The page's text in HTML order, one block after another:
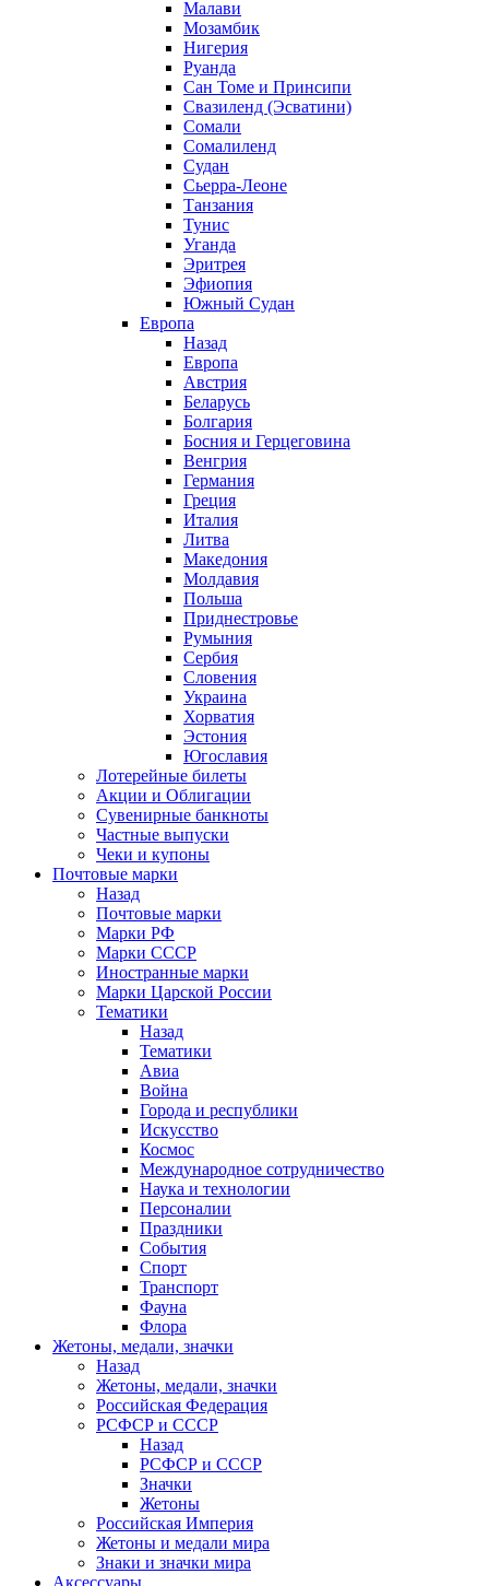
Малави
Мозамбик
Нигерия
Руанда
Сан Томе и Принсипи
Свазиленд (Эсватини)
Сомали
Сомалиленд
Судан
Сьерра-Леоне
Танзания
Тунис
Уганда
Эритрея
Эфиопия
Южный Судан
Европа
Назад
Европа
Австрия
Беларусь
Болгария
Босния и Герцеговина
Венгрия
Германия
Греция
Италия
Литва
Македония
Молдавия
Польша
Приднестровье
Румыния
Сербия
Словения
Украина
Хорватия
Эстония
Югославия
Лотерейные билеты
Акции и Облигации
Сувенирные банкноты
Частные выпуски
Чеки и купоны
Почтовые марки
Назад
Почтовые марки
Марки РФ
Марки СССР
Иностранные марки
Марки Царской России
Тематики
Назад
Тематики
Авиа
Война
Города и республики
Искусство
Космос
Международное сотрудничество
Наука и технологии
Персоналии
Праздники
События
Спорт
Транспорт
Фауна
Флора
Жетоны, медали, значки
Назад
Жетоны, медали, значки
Российская Федерация
РСФСР и СССР
Назад
РСФСР и СССР
Значки
Жетоны
Российская Империя
Жетоны и медали мира
Знаки и значки мира
Аксессуары